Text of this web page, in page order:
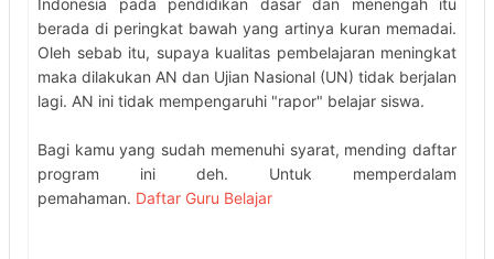
berada di peringkat bawah yang artinya kuran memadai.
Oleh sebab itu, supaya kualitas pembelajaran meningkat
maka dilakukan AN dan Ujian Nasional (UN) tidak berjalan
lagi. AN ini tidak mempengaruhi "rapor" belajar siswa.
Bagi kamu yang sudah memenuhi syarat, mending daftar
program ini deh. Untuk memperdalam
pemahaman. Daftar Guru Belajar